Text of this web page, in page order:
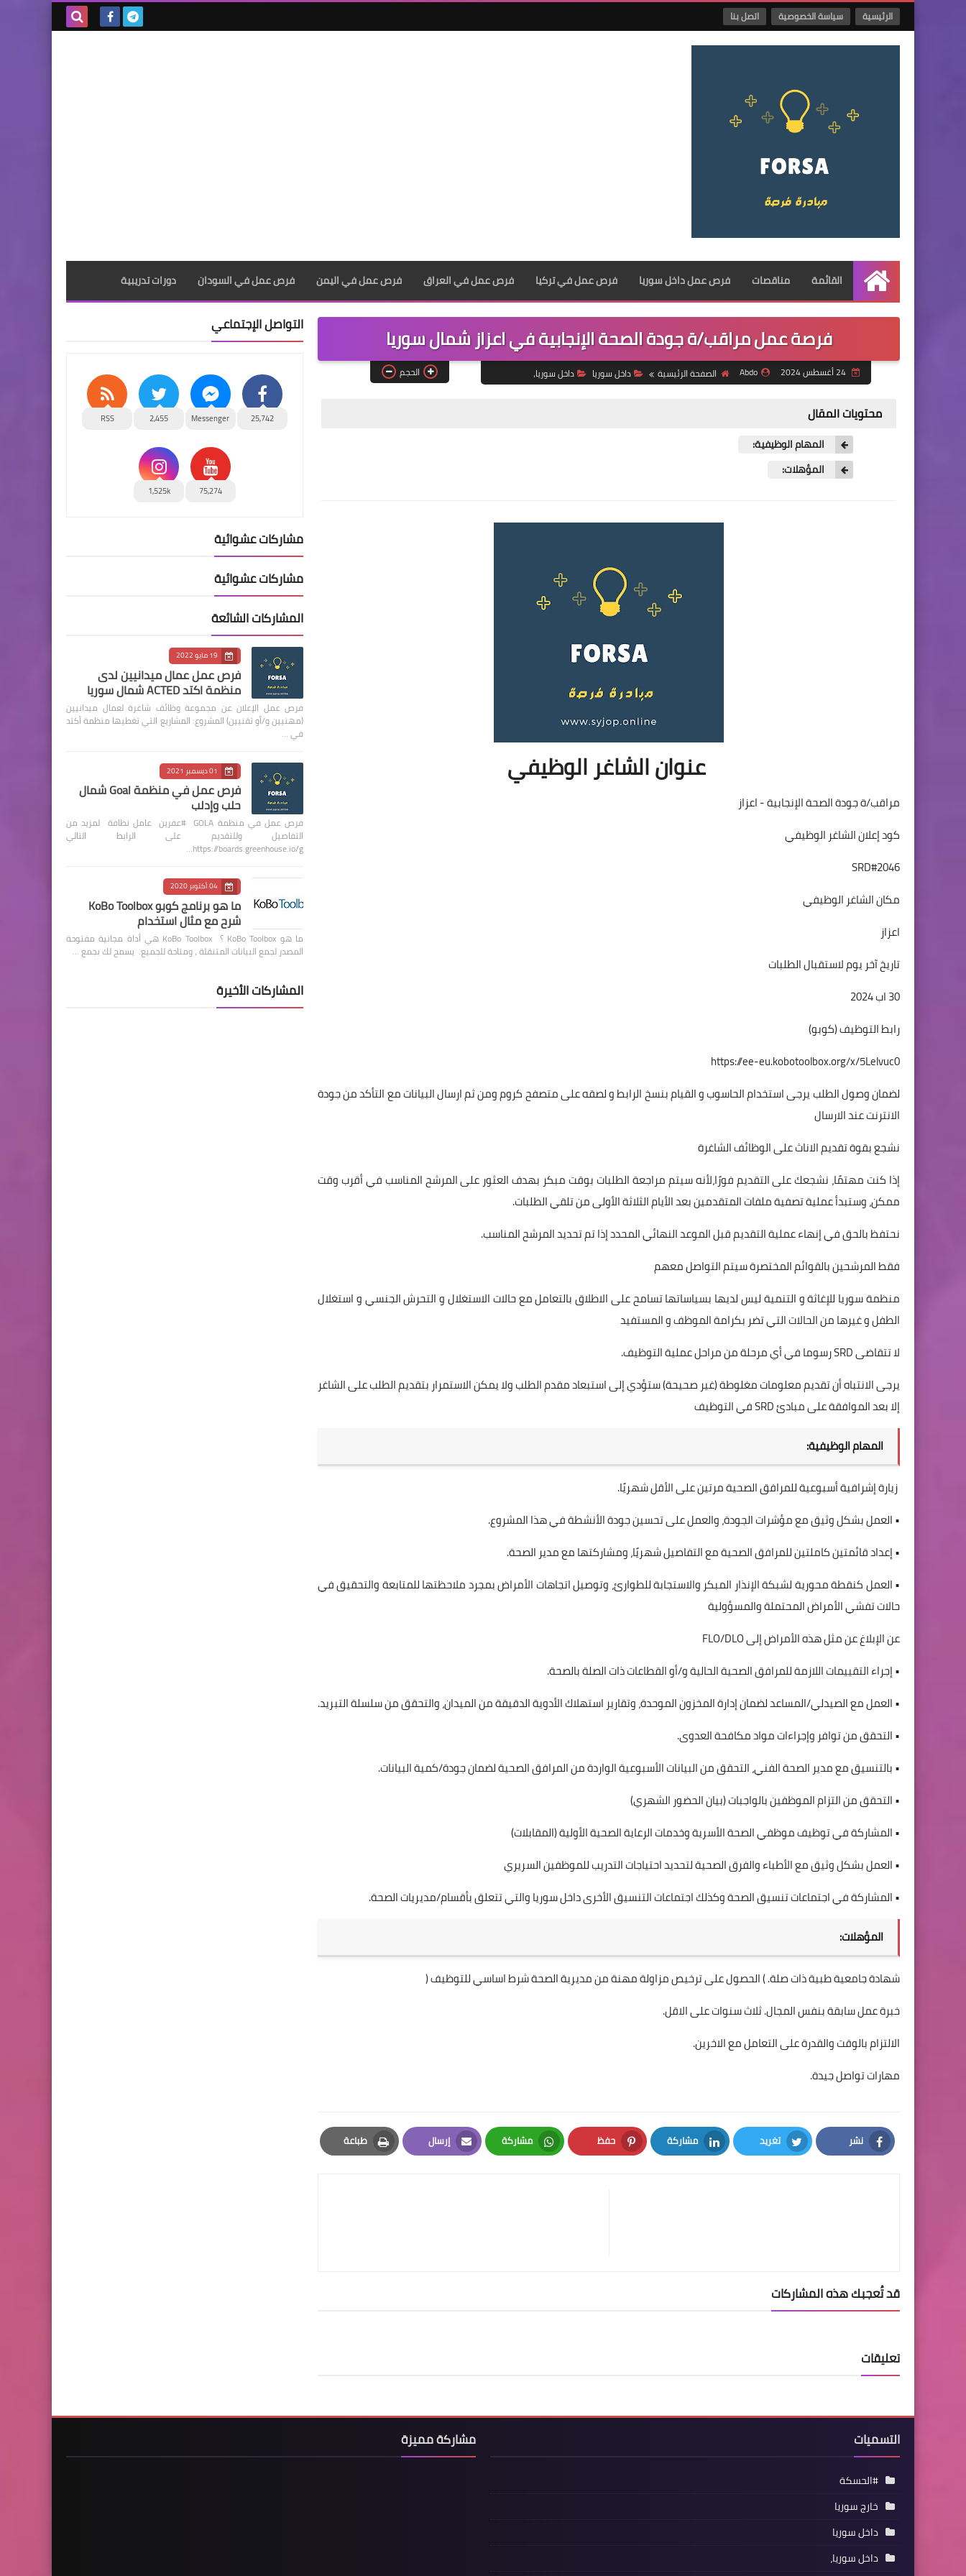
الرئيسية سياسة الخصوصية اتصل بنا
الرئيسية
القائمة مناقصات فرص عمل داخل سوريا فرص عمل في تركيا فرص عمل في العراق فرص عمل في اليمن فرص عمل في السودان دورات تدريبية
فرصة عمل مراقب/ة جودة الصحة الإنجابية في اعزاز شمال سوريا
24 أغسطس 2024 Abdo الصفحة الرئيسية داخل سوريا داخل سوريا، الحجم
محتويات المقال
المهام الوظيفية:
المؤهلات:
عنوان الشاغر الوظيفي
مراقب/ة جودة الصحة الإنجابية - اعزاز
كود إعلان الشاغر الوظيفي
SRD#2046
مكان الشاغر الوظيفي
اعزاز
تاريخ آخر يوم لاستقبال الطلبات
30 اب 2024
رابط التوظيف (كوبو)
https://ee-eu.kobotoolbox.org/x/5Lelvuc0
لضمان وصول الطلب يرجى استخدام الحاسوب و القيام بنسخ الرابط و لصقه على متصفح كروم ومن ثم ارسال البيانات مع التأكد من جودة
الانترنت عند الارسال
نشجع بقوة تقديم الاناث على الوظائف الشاغرة
إذا كنت مهتمًا، نشجعك على التقديم فورًا،لأنه سيتم مراجعة الطلبات بوقت مبكر بهدف العثور على المرشح المناسب في أقرب وقت
ممكن، وستبدأ عملية تصفية ملفات المتقدمين بعد الأيام الثلاثة الأولى من تلقي الطلبات.
نحتفظ بالحق في إنهاء عملية التقديم قبل الموعد النهائي المحدد إذا تم تحديد المرشح المناسب.
فقط المرشحين بالقوائم المختصرة سيتم التواصل معهم
منظمة سوريا للإغاثة و التنمية ليس لديها بسياساتها تسامح على الاطلاق بالتعامل مع حالات الاستغلال و التحرش الجنسي و استغلال
الطفل و غيرها من الحالات التي تضر بكرامة الموظف و المستفيد
لا تتقاضى SRD رسوما في أي مرحلة من مراحل عملية التوظيف.
يرجى الانتباه أن تقديم معلومات مغلوطة (غير صحيحة) ستؤدي إلى استبعاد مقدم الطلب ولا يمكن الاستمرار بتقديم الطلب على الشاغر
إلا بعد الموافقة على مبادئ SRD في التوظيف
المهام الوظيفية:
زيارة إشرافية أسبوعية للمرافق الصحية مرتين على الأقل شهريًا.
• العمل بشكل وثيق مع مؤشرات الجودة، والعمل على تحسين جودة الأنشطة في هذا المشروع.
• إعداد قائمتين كاملتين للمرافق الصحية مع التفاصيل شهريًا، ومشاركتها مع مدير الصحة.
• العمل كنقطة محورية لشبكة الإنذار المبكر والاستجابة للطوارئ، وتوصيل اتجاهات الأمراض بمجرد ملاحظتها للمتابعة والتحقيق في
حالات تفشي الأمراض المحتملة والمسؤولية
عن الإبلاغ عن مثل هذه الأمراض إلى FLO/DLO
• إجراء التقييمات اللازمة للمرافق الصحية الحالية و/أو القطاعات ذات الصلة بالصحة.
• العمل مع الصيدلي/المساعد لضمان إدارة المخزون الموحدة، وتقارير استهلاك الأدوية الدقيقة من الميدان، والتحقق من سلسلة التبريد.
• التحقق من توافر وإجراءات مواد مكافحة العدوى.
• بالتنسيق مع مدير الصحة الفني، التحقق من البيانات الأسبوعية الواردة من المرافق الصحية لضمان جودة/كمية البيانات.
• التحقق من التزام الموظفين بالواجبات (بيان الحضور الشهري)
• المشاركة في توظيف موظفي الصحة الأسرية وخدمات الرعاية الصحية الأولية (المقابلات)
• العمل بشكل وثيق مع الأطباء والفرق الصحية لتحديد احتياجات التدريب للموظفين السريري
• المشاركة في اجتماعات تنسيق الصحة وكذلك اجتماعات التنسيق الأخرى داخل سوريا والتي تتعلق بأقسام/مديريات الصحة.
المؤهلات:
شهادة جامعية طبية ذات صلة. ) الحصول على ترخيص مزاولة مهنة من مديرية الصحة شرط اساسي للتوظيف (
خبرة عمل سابقة بنفس المجال. ثلاث سنوات على الاقل.
الالتزام بالوقت والقدرة على التعامل مع الاخرين.
مهارات تواصل جيدة.
نشر
Facebook
تغريد
Twitter
مشاركة
LinkedIn
حفظ
Pinterest
مشاركة
Whatsapp
إرسال
Email
طباعة
Print
قد تُعجبك هذه المشاركات
تعليقات
التواصل الإجتماعي
25,742
Messenger
2,455
RSS
75,274
1,525k
مشاركات عشوائية
مشاركات عشوائية
المشاركات الشائعة
19 مايو 2022
فرص عمل عمال ميدانيين لدى
منظمة اكتد ACTED شمال سوريا
فرص عمل الإعلان عن مجموعة وظائف شاغرة لعمال ميدانيين
(مهنيين و/أو تقنيين) المشروع: المشاريع التي تغطيها منظمة أكتد
في …
01 ديسمبر 2021
فرص عمل في منظمة Goal شمال
حلب وإدلب
فرص عمل في منظمة GOLA #عفرين عامل نظافة لمزيد من
التفاصيل وللتقديم على الرابط التالي
https://boards.greenhouse.io/g…
04 أكتوبر 2020
ما هو برنامج كوبو KoBo Toolbox
شرح مع مثال استخدام
ما هو KoBo Toolbox ؟ KoBo Toolbox هي أداة مجانية مفتوحة
المصدر لجمع البيانات المتنقلة ، ومتاحة للجميع. يسمح لك بجمع …
المشاركات الأخيرة
التسميات
#الحسكة
خارج سوريا
داخل سوريا
داخل سوريا،
مشاركة مميزة